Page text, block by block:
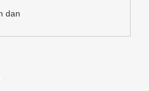
dan